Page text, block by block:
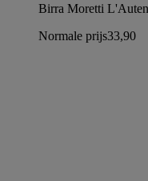
Birra Moretti
Normale prijs33,90